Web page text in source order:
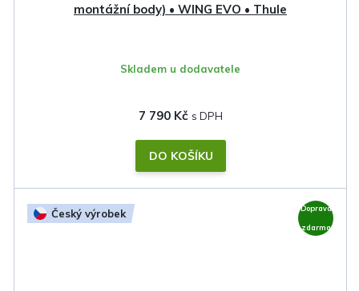
montážní body) • WING EVO • Thule
Skladem u dodavatele
7 790 Kč
DO KOŠÍKU
Český výrobek Doprava
zdarma